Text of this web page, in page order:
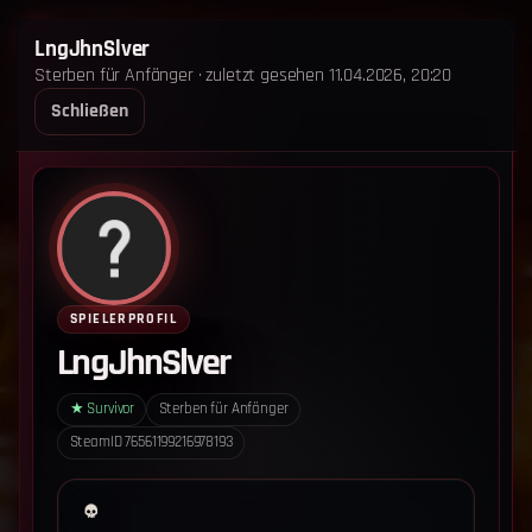
STERBEN FÜR ANFÄNGER
STARTSEITE
ANKÜNDIGUNGEN
LOGIN
‹ Zurück zum Leaderboard
LngJhnSlver
Sterben für Anfänger · zuletzt gesehen 11.04.2026, 20:20
Schließen
SPIELERPROFIL
LngJhnSlver
★ Survivor
Sterben für Anfänger
SteamID76561199216978193
ImpressumDatenschutz
Cookie-Einstellungen
Sterben für Anfänger - Alle Rechte vorbehalten.
Datenschutz-Einstellungen